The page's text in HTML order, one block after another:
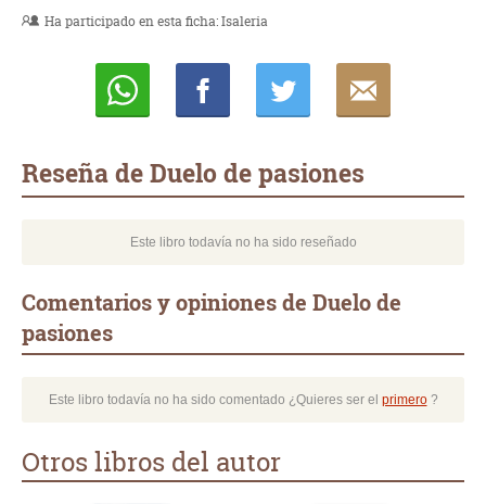
Ha participado en esta ficha:Isaleria
Reseña de Duelo de pasiones
Este libro todavía no ha sido reseñado
Comentarios y opiniones de Duelo de
pasiones
Este libro todavía no ha sido comentado ¿Quieres ser el primero?
Otros libros del autor